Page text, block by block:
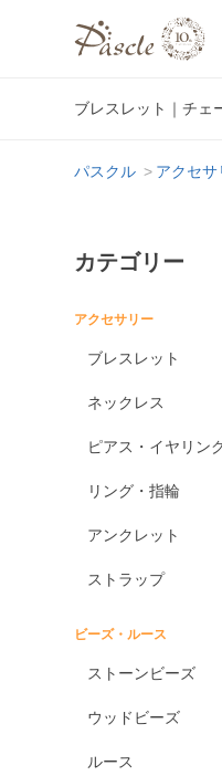
ブレスレット｜チェ
パスクル アクセサ
カテゴリー
アクセサリー
ブレスレット
ネックレス
ピアス・イヤリン
リング・指輪
アンクレット
ストラップ
ビーズ・ルース
ストーンビーズ
ウッドビーズ
ルース